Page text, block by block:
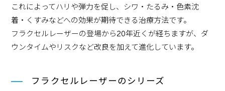
これによってハリや弾力を促し、シワ・たるみ・色素沈
着・くすみなどへの効果が期待できる治療方法です。
フラクセルレーザーの登場から20年近くが経ちますが、ダ
ウンタイムやリスクなど改良を加えて進化しています。
フラクセルレーザーのシリーズ